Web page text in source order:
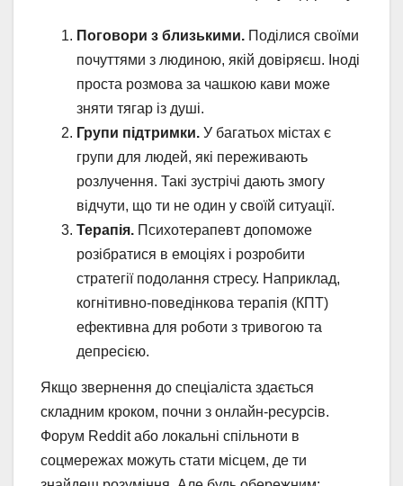
Поговори з близькими. Поділися своїми
почуттями з людиною, якій довіряєш. Іноді
проста розмова за чашкою кави може
зняти тягар із душі.
Групи підтримки. У багатьох містах є
групи для людей, які переживають
розлучення. Такі зустрічі дають змогу
відчути, що ти не один у своїй ситуації.
Терапія. Психотерапевт допоможе
розібратися в емоціях і розробити
стратегії подолання стресу. Наприклад,
когнітивно-поведінкова терапія (КПТ)
ефективна для роботи з тривогою та
депресією.
Якщо звернення до спеціаліста здається
складним кроком, почни з онлайн-ресурсів.
Форум Reddit або локальні спільноти в
соцмережах можуть стати місцем, де ти